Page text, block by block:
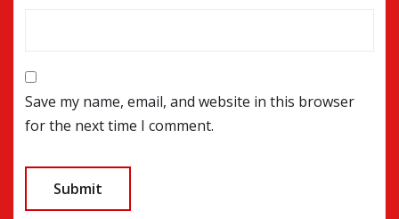
Save my name, email, and website in this browser
for the next time I comment.